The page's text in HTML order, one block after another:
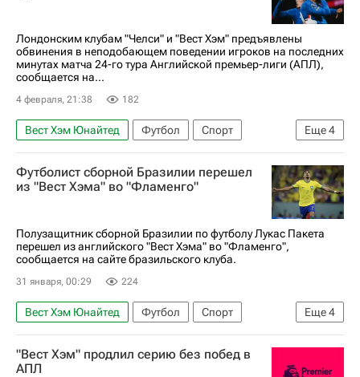
Кристиан Ромеро
Майкл Каррик
Лондонским клубам "Челси" и "Вест Хэм" предъявлены
обвинения в неподобающем поведении игроков на последних
минутах матча 24-го тура Английской премьер-лиги (АПЛ),
сообщается на...
4 февраля, 21:38 182
Еще4
Вест Хэм Юнайтед Футбол
Спорт
Марк Кукурелья
Жан-Клер Тодибо
Челси
АПЛ 2026-2027 (Чемпионат Англии по футболу)
Футболист сборной Бразилии перешел
из "Вест Хэма" во "Фламенго"
Полузащитник сборной Бразилии по футболу Лукас Пакета
перешел из английского "Вест Хэма" во "Фламенго",
сообщается на сайте бразильского клуба.
31 января, 00:29 224
Еще4
Вест Хэм Юнайтед Футбол
Спорт
Лукас Пакета
Фламенго
Трансферы
Трансферы в АПЛ
"Вест Хэм" продлил серию без побед в
АПЛ